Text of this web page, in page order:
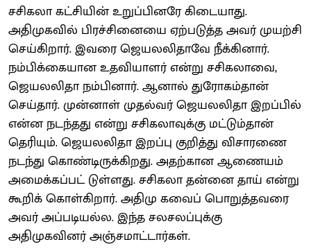
சசிகலா கட்சியின் உறுப்பினரே கிடையாது.
அதிமுகவில் பிரச்சினையை ஏற்படுத்த அவர் முயற்சி
செய்கிறார். இவரை ஜெயலலிதாவே நீக்கினார்.
நம்பிக்கையான உதவியாளர் என்று சசிகலாவை,
ஜெயலலிதா நம்பினார். ஆனால் துரோகம்தான்
செய்தார். முன்னாள் முதல்வர் ஜெயலலிதா இறப்பில்
என்ன நடந்தது என்று சசிகலாவுக்கு மட்டும்தான்
தெரியும். ஜெயலலிதா இறப்பு குறித்து விசாரணை
நடந்து கொண்டிருக்கிறது. அதற்கான ஆணையம்
அமைக்கப்பட் டுள்ளது. சசிகலா தன்னை தாய் என்று
கூறிக் கொள்கிறார். அதிமு கவைப் பொறுத்தவரை
அவர் அப்படியல்ல. இந்த சலசலப்புக்கு
அதிமுகவினர் அஞ்சமாட்டார்கள்.